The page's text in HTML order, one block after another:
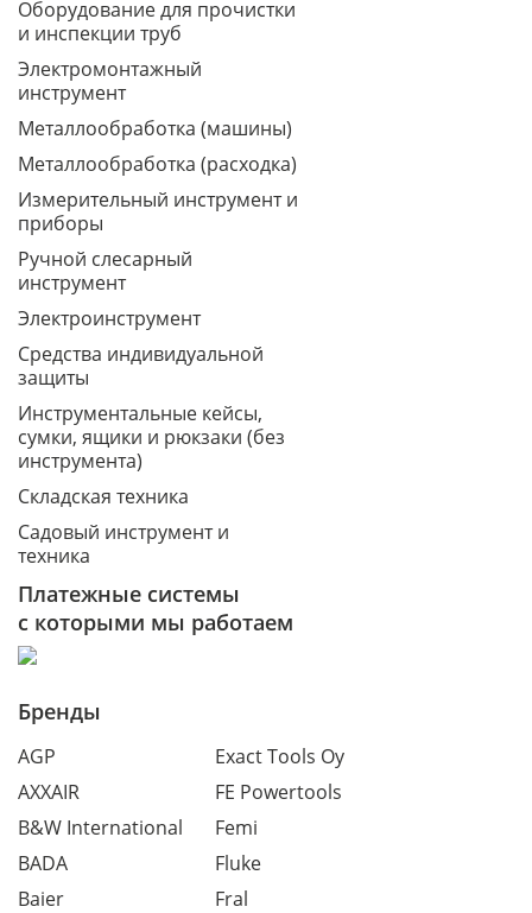
Оборудование для прочистки
и инспекции труб
Электромонтажный
инструмент
Металлообработка (машины)
Металлообработка (расходка)
Измерительный инструмент и
приборы
Ручной слесарный
инструмент
Электроинструмент
Средства индивидуальной
защиты
Инструментальные кейсы,
сумки, ящики и рюкзаки (без
инструмента)
Складская техника
Садовый инструмент и
техника
Платежные системы
с которыми мы работаем
Бренды
AGP
AXXAIR
B&W International
BADA
Baier
Exact Tools Oy
FE Powertools
Femi
Fluke
Fral